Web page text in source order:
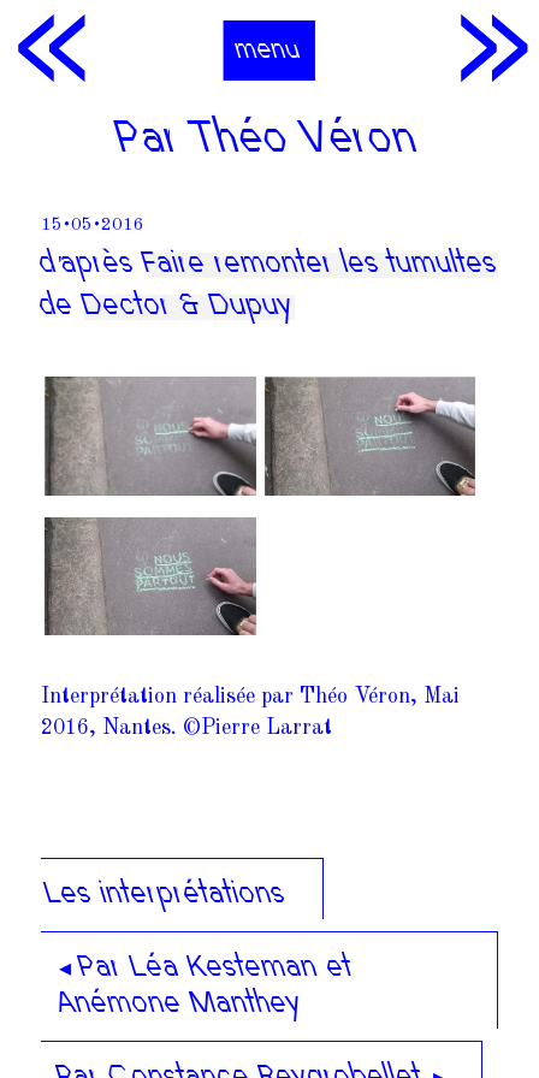
menu
Par Théo Véron
15•05•2016
d'aprèsFaire remonter les tumultes
deDector & Dupuy
Interprétation réalisée par Théo Véron, Mai
2016, Nantes. ©Pierre Larrat
Les interprétations
◂ Par Léa Kesteman et
Anémone Manthey